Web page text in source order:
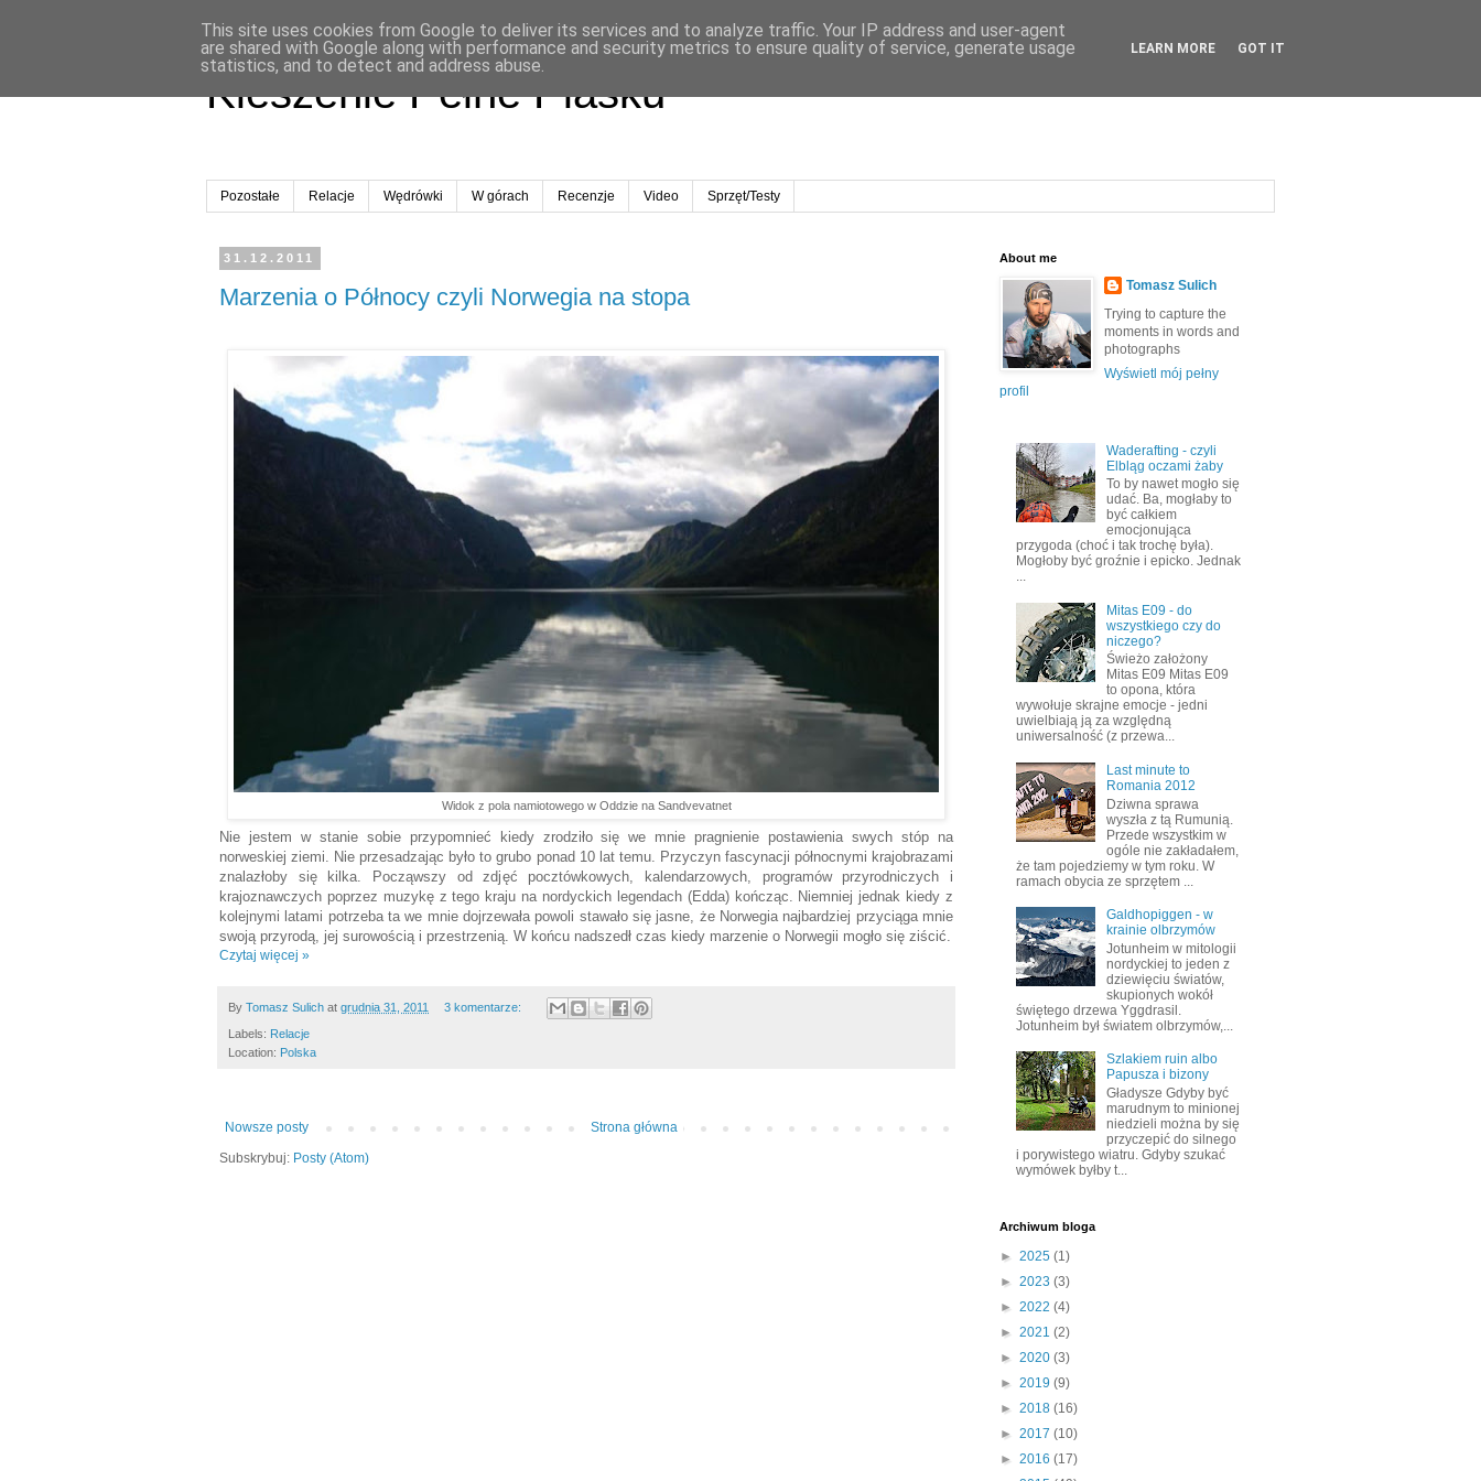
Kieszenie Pełne Piasku
Pozostałe Relacje Wędrówki W górach Recenzje Video Sprzęt/Testy
31.12.2011
Marzenia o Północy czyli Norwegia na stopa
Widok z pola namiotowego w Oddzie na Sandvevatnet
Nie jestem w stanie sobie przypomnieć kiedy zrodziło się we mnie pragnienie postawienia swych stóp na
norweskiej ziemi. Nie przesadzając było to grubo ponad 10 lat temu. Przyczyn fascynacji północnymi krajobrazami
znalazłoby się kilka. Począwszy od zdjęć pocztówkowych, kalendarzowych, programów przyrodniczych i
krajoznawczych poprzez muzykę z tego kraju na nordyckich legendach (Edda) kończąc. Niemniej jednak kiedy z
kolejnymi latami potrzeba ta we mnie dojrzewała powoli stawało się jasne, że Norwegia najbardziej przyciąga mnie
swoją przyrodą, jej surowością i przestrzenią. W końcu nadszedł czas kiedy marzenie o Norwegii mogło się ziścić.
Czytaj więcej »
By Tomasz Sulich at grudnia 31, 2011 3 komentarze:
Labels: Relacje
Location: Polska
Nowsze posty
Strona główna
Subskrybuj: Posty (Atom)
About me
Tomasz Sulich
Trying to capture the
moments in words and
photographs
Wyświetl mój pełny
profil
Waderafting - czyli
Elbląg oczami żaby
To by nawet mogło się
udać. Ba, mogłaby to
być całkiem
emocjonująca
przygoda (choć i tak trochę była).
Mogłoby być groźnie i epicko. Jednak
...
Mitas E09 - do
wszystkiego czy do
niczego?
Świeżo założony
Mitas E09 Mitas E09
to opona, która
wywołuje skrajne emocje - jedni
uwielbiają ją za względną
uniwersalność (z przewa...
Last minute to
Romania 2012
Dziwna sprawa
wyszła z tą Rumunią.
Przede wszystkim w
ogóle nie zakładałem,
że tam pojedziemy w tym roku. W
ramach obycia ze sprzętem ...
Galdhopiggen - w
krainie olbrzymów
Jotunheim w mitologii
nordyckiej to jeden z
dziewięciu światów,
skupionych wokół
świętego drzewa Yggdrasil.
Jotunheim był światem olbrzymów,...
Szlakiem ruin albo
Papusza i bizony
Gładysze Gdyby być
marudnym to minionej
niedzieli można by się
przyczepić do silnego
i porywistego wiatru. Gdyby szukać
wymówek byłby t...
Archiwum bloga
► 2025 (1)
► 2023 (3)
► 2022 (4)
► 2021 (2)
► 2020 (3)
► 2019 (9)
► 2018 (16)
► 2017 (10)
► 2016 (17)
This site uses cookies from Google to deliver its services and to analyze traffic. Your IP address and user-agent
are shared with Google along with performance and security metrics to ensure quality of service, generate usage
statistics, and to detect and address abuse.
LEARN MORE GOT IT